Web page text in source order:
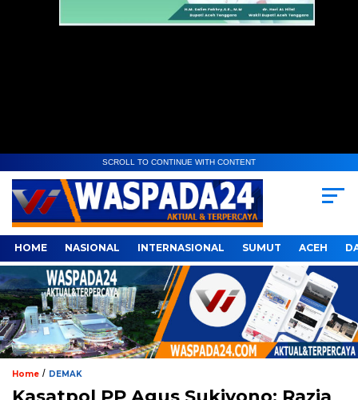
SCROLL TO CONTINUE WITH CONTENT
HOME NASIONAL INTERNASIONAL SUMUT ACEH
Home / DEMAK